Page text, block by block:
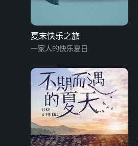
夏末快乐之旅
一家人的快乐夏日